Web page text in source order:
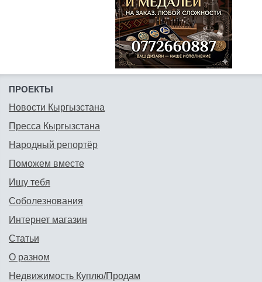
ПРОЕКТЫ
Новости Кыргызстана
Пресса Кыргызстана
Народный репортёр
Поможем вместе
Ищу тебя
Соболезнования
Интернет магазин
Статьи
О разном
Недвижимость Куплю/Продам